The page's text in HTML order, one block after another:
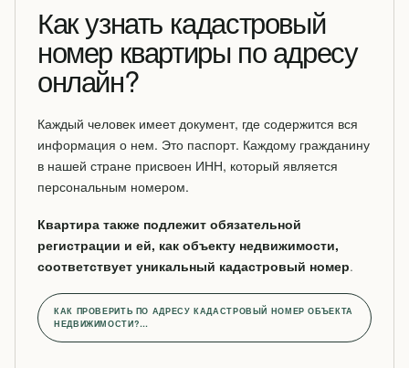
Как узнать кадастровый
номер квартиры по адресу
онлайн?
Каждый человек имеет документ, где содержится вся
информация о нем. Это паспорт. Каждому гражданину
в нашей стране присвоен ИНН, который является
персональным номером.
Квартира также подлежит обязательной
регистрации и ей, как объекту недвижимости,
соответствует уникальный кадастровый номер.
КАК ПРОВЕРИТЬ ПО АДРЕСУ КАДАСТРОВЫЙ НОМЕР ОБЪЕКТА
НЕДВИЖИМОСТИ?…